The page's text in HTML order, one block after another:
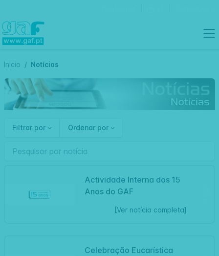
Inicio Notícias
Filtrar por Ordenar por
Actividade Interna dos 15
Anos do GAF
[Ver notícia completa]
Celebração Eucarística